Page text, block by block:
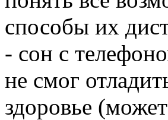
способы их
- сон с
не смог
здоровье